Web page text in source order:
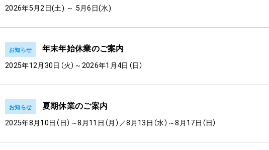
2026年5月2日(土) ～ 5月6日(水)
お知らせ 年末年始休業のご案内
2025年12月30日（火）～2026年1月4日（日）
お知らせ 夏期休業のご案内
2025年8月10日（日）～8月11日（月）／8月13日（水）～8月17日（日）